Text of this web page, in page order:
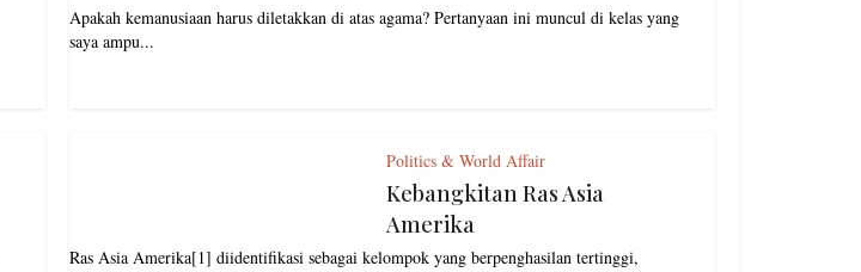
Apakah kemanusiaan harus diletakkan di atas agama? Pertanyaan ini muncul di kelas yang
saya ampu...
Politics & World Affair
Kebangkitan Ras Asia
Amerika
Ras Asia Amerika[1] diidentifikasi sebagai kelompok yang berpenghasilan tertinggi,